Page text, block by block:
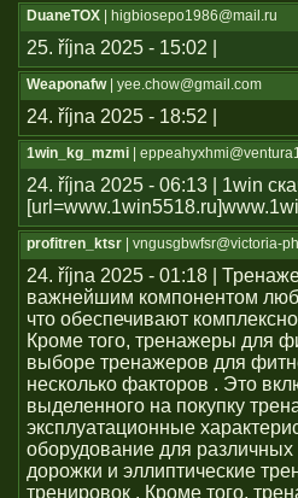
DuaneTOX | higbiosepo1986@mail.ru
25. října 2025 - 15:02 |
Weaponafw| yee.chow@gmail.com
24. října 2025 - 18:52 |
1win_kg_mzmi |
24. října 2025 - 06:13 | 1win
profitren_ktsr | vngusgbwfsr@victoria-
24. října 2025 - 01:18 |
важнейшим компонентом
что обеспечивают
Кроме того, тренажеры для
выборе тренажеров для
несколько факторов . Это
выделенного на покупку
эксплуатационные
оборудование для
дорожки и эллиптические
тренировок . Кроме того,